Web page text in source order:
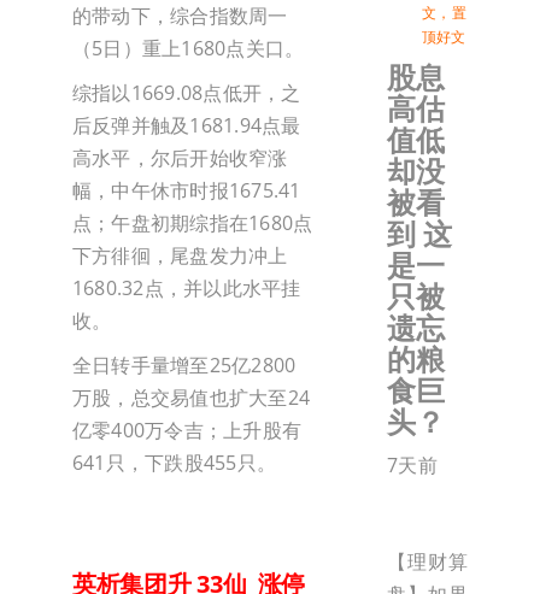
的带动下，综合指数周一
（5日）重上1680点关口。
综指以1669.08点低开，之
后反弹并触及1681.94点最
高水平，尔后开始收窄涨
幅，中午休市时报1675.41
点；午盘初期综指在1680点
下方徘徊，尾盘发力冲上
1680.32点，并以此水平挂
收。
全日转手量增至25亿2800
万股，总交易值也扩大至24
亿零400万令吉；上升股有
641只，下跌股455只。
英析集团升 33仙 涨停
文 ， 置
顶好文
股息
高估
值低
却没
被看
到 这
是一
只被
遗忘
的粮
食巨
头？
7天前
【理财算